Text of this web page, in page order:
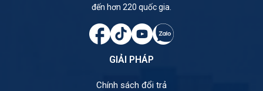
đến hơn 220 quốc gia.
GIẢI PHÁP
Chính sách đổi trả